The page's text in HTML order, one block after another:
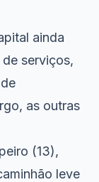
ainda
serviços,
as outras
(13),
leve